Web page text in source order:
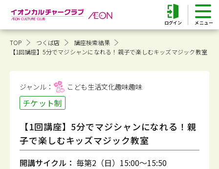
ログイン
TOP つくば店
講座検索結果
【1回講座】5分でマジシャンになれる！親子で楽しむキッズマジック教室
ジャンル： こども生活文化趣味趣味
チケット制
【1回講座】5分でマジシャンになれる！親
子で楽しむキッズマジック教室
開講サイクル： 毎第2（日）15:00～15:50